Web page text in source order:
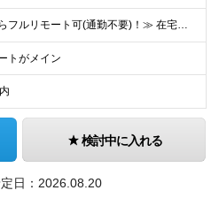
≪全国からフルリモート可(通勤不要)！≫ 在宅勤務、または首都圏を中心とするお客様先 ★転勤はありません ■本社 東京都品川区南大井6-26-2 大森ベルポートB館8F
トがメイン
検討中に入れる
日： 2026.08.20